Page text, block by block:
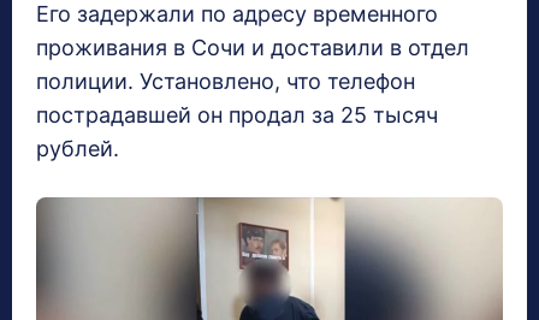
Его задержали по адресу временного
проживания в Сочи и доставили в отдел
полиции. Установлено, что телефон
пострадавшей он продал за 25 тысяч
рублей.